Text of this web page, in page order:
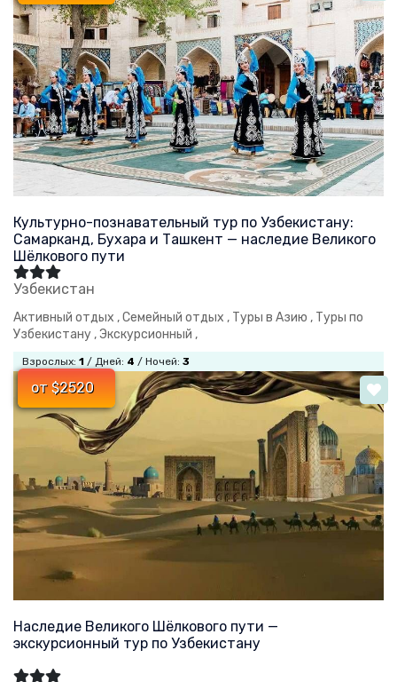
Культурно-познавательный тур по Узбекистану:
Самарканд, Бухара и Ташкент — наследие Великого
Шёлкового пути
Узбекистан
Активный отдых ,Семейный отдых , Туры в Азию , Туры по
Узбекистану ,Экскурсионный ,
Взрослых: 1 / Дней: 4 / Ночей: 3
от $2520
Наследие Великого Шёлкового пути —
экскурсионный тур по Узбекистану